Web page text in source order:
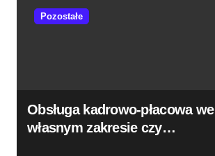
Pozostałe
Obsługa kadrowo-płacowa we
własnym zakresie czy